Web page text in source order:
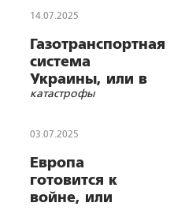
14.07.2025
Газотранспортная
система
Украины, или в
стратегии
катастрофы
03.07.2025
Европа
готовится к
войне, или